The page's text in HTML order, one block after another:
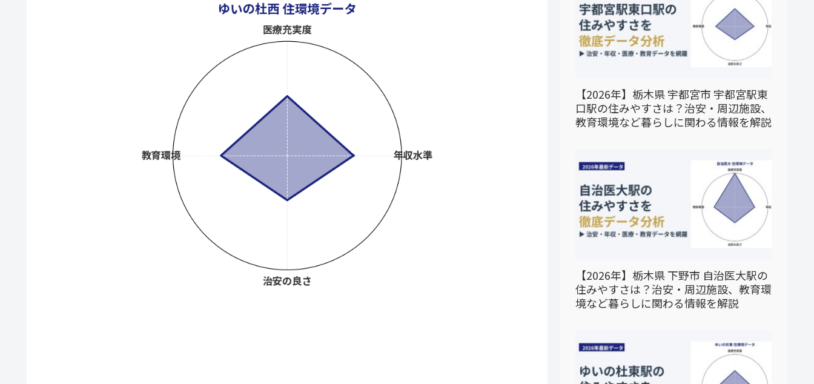
【2026年】栃木県 宇都宮市 宇都宮駅東
口駅の住みやすさは？治安・周辺施設、
教育環境など暮らしに関わる情報を解説
【2026年】栃木県 下野市 自治医大駅の
住みやすさは？治安・周辺施設、教育環
境など暮らしに関わる情報を解説